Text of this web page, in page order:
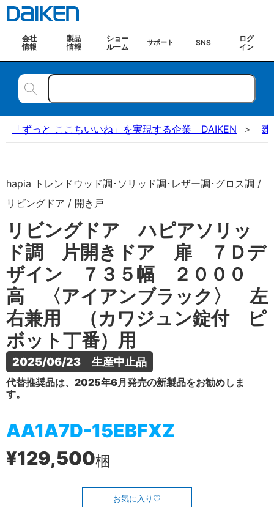
会社
情報
製品
情報
ショー
ルーム
サポート SNS
ログ
イン
「ずっと ここちいいね」を実現する企業 DAIKEN 建
hapia トレンドウッド調･ソリッド調･レザー調･グロス調 /
リビングドア / 開き戸
リビングドア ハピアソリッ
ド調 片開きドア 扉 ７Ｄデ
ザイン ７３５幅 ２０００
高 〈アイアンブラック〉 左
右兼用 （カワジュン錠付 ピ
ボット丁番）用
2025/06/23　生産中止品
代替推奨品は、2025年6月発売の新製品をお勧めしま
す。
AA1A7D-15EBFXZ
¥129,500梱
お気に入り